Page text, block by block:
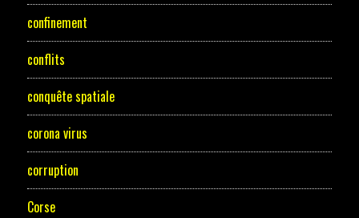
confinement
conflits
conquête spatiale
corona virus
corruption
Corse